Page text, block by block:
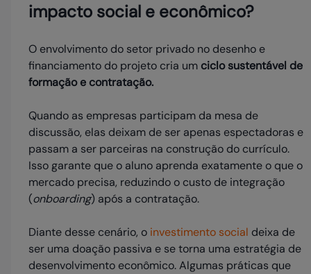
impacto social e econômico?
O envolvimento do setor privado no desenho e
financiamento do projeto cria um ciclo sustentável de
formação e contratação.
Quando as empresas participam da mesa de
discussão, elas deixam de ser apenas espectadoras e
passam a ser parceiras na construção do currículo.
Isso garante que o aluno aprenda exatamente o que o
mercado precisa, reduzindo o custo de integração
(onboarding) após a contratação.
Diante desse cenário, o investimento social deixa de
ser uma doação passiva e se torna uma estratégia de
desenvolvimento econômico. Algumas práticas que